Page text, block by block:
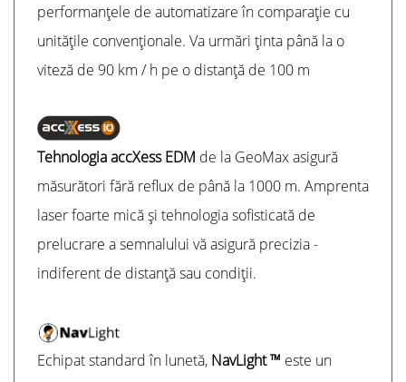
performanțele de automatizare în comparație cu
unitățile convenționale. Va urmări ținta până la o
viteză de 90 km / h pe o distanță de 100 m
Tehnologia accXess EDM de la GeoMax asigură
măsurători fără reflux de până la 1000 m. Amprenta
laser foarte mică și tehnologia sofisticată de
prelucrare a semnalului vă asigură precizia -
indiferent de distanță sau condiții.
Echipat standard în lunetă, NavLight ™ este un